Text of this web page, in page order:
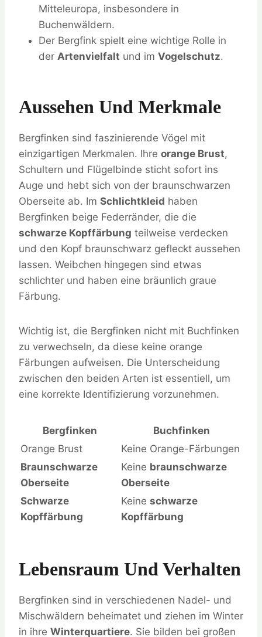
Mitteleuropa, insbesondere in
Buchenwäldern.
Der Bergfink spielt eine wichtige Rolle in
der Artenvielfalt und im Vogelschutz.
Aussehen Und Merkmale
Bergfinken sind faszinierende Vögel mit
einzigartigen Merkmalen. Ihre orange Brust,
Schultern und Flügelbinde sticht sofort ins
Auge und hebt sich von der braunschwarzen
Oberseite ab. Im Schlichtkleid haben
Bergfinken beige Federränder, die die
schwarze Kopffärbung teilweise verdecken
und den Kopf braunschwarz gefleckt aussehen
lassen. Weibchen hingegen sind etwas
schlichter und haben eine bräunlich graue
Färbung.
Wichtig ist, die Bergfinken nicht mit Buchfinken
zu verwechseln, da diese keine orange
Färbungen aufweisen. Die Unterscheidung
zwischen den beiden Arten ist essentiell, um
eine korrekte Identifizierung vorzunehmen.
Bergfinken
Buchfinken
Orange Brust
Keine Orange-Färbungen
Braunschwarze
Oberseite
Keine braunschwarze
Oberseite
Schwarze
Kopffärbung
Keine schwarze
Kopffärbung
Lebensraum Und Verhalten
Bergfinken sind in verschiedenen Nadel- und
Mischwäldern beheimatet und ziehen im Winter
in ihre Winterquartiere. Sie bilden bei großen